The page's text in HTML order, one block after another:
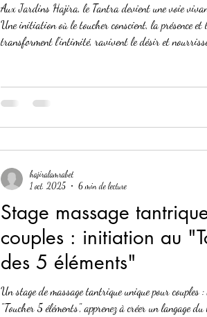
Aux Jardins Hajira, le Tantra devient une voie
Une initiation où le toucher conscient, la présence et
transforment l’intimité, ravivent le désir et
Stage massage
couples : initiation au
des 5 éléments"
Un stage de massage tantrique unique pour couples
"Toucher 5 éléments", apprenez à créer un langage du toucher qui nourrit
hajiralamrabet
1 oct. 2025
6 min de lecture